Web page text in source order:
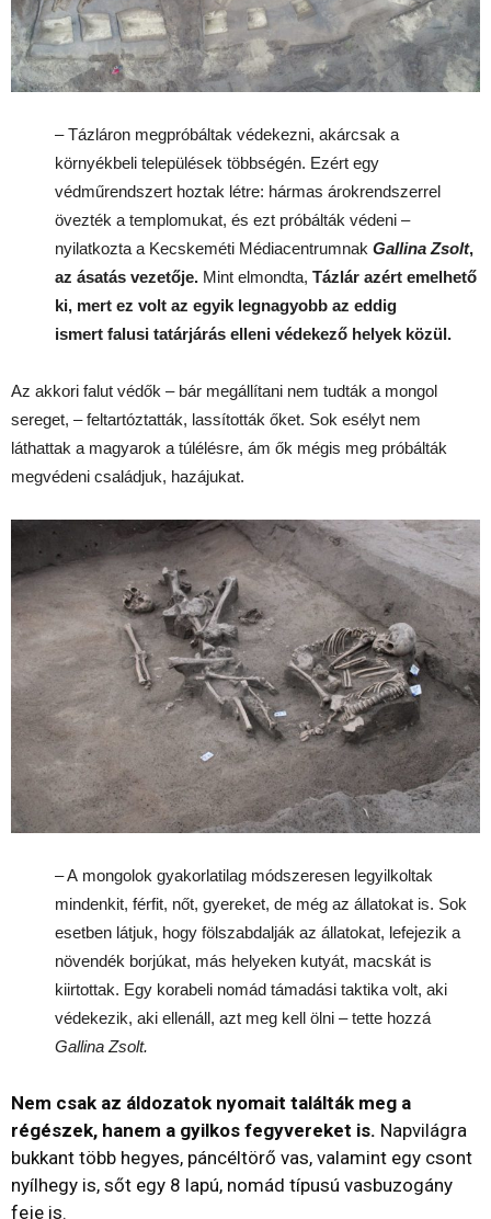
– Tázláron megpróbáltak védekezni, akárcsak a
környékbeli települések többségén. Ezért egy
védműrendszert hoztak létre: hármas árokrendszerrel
övezték a templomukat, és ezt próbálták védeni –
nyilatkozta a Kecskeméti Médiacentrumnak Gallina Zsolt,
az ásatás vezetője. Mint elmondta, Tázlár azért emelhető
ki, mert ez volt az egyik legnagyobb az eddig
ismert falusi tatárjárás elleni védekező helyek közül.
Az akkori falut védők – bár megállítani nem tudták a mongol
sereget, – feltartóztatták, lassították őket. Sok esélyt nem
láthattak a magyarok a túlélésre, ám ők mégis meg próbálták
megvédeni családjuk, hazájukat.
– A mongolok gyakorlatilag módszeresen legyilkoltak
mindenkit, férfit, nőt, gyereket, de még az állatokat is. Sok
esetben látjuk, hogy fölszabdalják az állatokat, lefejezik a
növendék borjúkat, más helyeken kutyát, macskát is
kiirtottak. Egy korabeli nomád támadási taktika volt, aki
védekezik, aki ellenáll, azt meg kell ölni – tette hozzá
Gallina Zsolt.
Nem csak az áldozatok nyomait találták meg a
régészek, hanem a gyilkos fegyvereket is. Napvilágra
bukkant több hegyes, páncéltörő vas, valamint egy csont
nyílhegy is, sőt egy 8 lapú, nomád típusú vasbuzogány
feje is.